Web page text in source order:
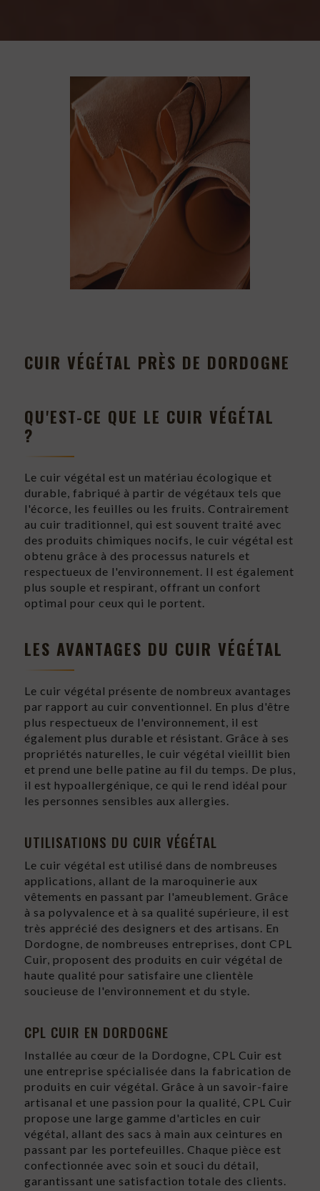
CUIR VÉGÉTAL PRÈS DE DORDOGNE
QU'EST-CE QUE LE CUIR VÉGÉTAL
?
Le cuir végétal est un matériau écologique et
durable, fabriqué à partir de végétaux tels que
l'écorce, les feuilles ou les fruits. Contrairement
au cuir traditionnel, qui est souvent traité avec
des produits chimiques nocifs, le cuir végétal est
obtenu grâce à des processus naturels et
respectueux de l'environnement. Il est également
plus souple et respirant, offrant un confort
optimal pour ceux qui le portent.
LES AVANTAGES DU CUIR VÉGÉTAL
Le cuir végétal présente de nombreux avantages
par rapport au cuir conventionnel. En plus d'être
plus respectueux de l'environnement, il est
également plus durable et résistant. Grâce à ses
propriétés naturelles, le cuir végétal vieillit bien
et prend une belle patine au fil du temps. De plus,
il est hypoallergénique, ce qui le rend idéal pour
les personnes sensibles aux allergies.
UTILISATIONS DU CUIR VÉGÉTAL
Le cuir végétal est utilisé dans de nombreuses
applications, allant de la maroquinerie aux
vêtements en passant par l'ameublement. Grâce
à sa polyvalence et à sa qualité supérieure, il est
très apprécié des designers et des artisans. En
Dordogne, de nombreuses entreprises, dont CPL
Cuir, proposent des produits en cuir végétal de
haute qualité pour satisfaire une clientèle
soucieuse de l'environnement et du style.
CPL CUIR EN DORDOGNE
Installée au cœur de la Dordogne, CPL Cuir est
une entreprise spécialisée dans la fabrication de
produits en cuir végétal. Grâce à un savoir-faire
artisanal et une passion pour la qualité, CPL Cuir
propose une large gamme d'articles en cuir
végétal, allant des sacs à main aux ceintures en
passant par les portefeuilles. Chaque pièce est
confectionnée avec soin et souci du détail,
garantissant une satisfaction totale des clients.